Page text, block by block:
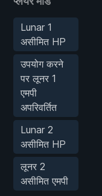
Lunar 1
असीमित HP
उपयोग करने
पर लूनर 1
एमपी
अपरिवर्तित
Lunar 2
असीमित HP
लूनर 2
असीमित एमपी